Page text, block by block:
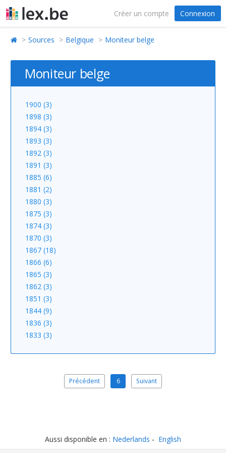
Créer un compte Connexion
Sources Belgique Moniteur belge
Moniteur belge
1900 (3)
1898 (3)
1894 (3)
1893 (3)
1892 (3)
1891 (3)
1885 (6)
1881 (2)
1880 (3)
1875 (3)
1874 (3)
1870 (3)
1867 (18)
1866 (6)
1865 (3)
1862 (3)
1851 (3)
1844 (9)
1836 (3)
1833 (3)
Précédent 6 Suivant
Aussi disponible en : Nederlands English